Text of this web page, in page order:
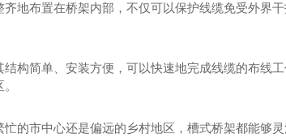
地布置在桥架内部，不仅可以保护线缆免受外界
构简单、安装方便，可以快速地完成线缆的布线
的市中心还是偏远的乡村地区，槽式桥架都能够